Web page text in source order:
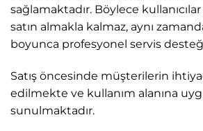
sağlamaktadır. Böylece
satın almakla kalmaz, aynı
boyunca profesyonel servis
Satış öncesinde müşterilerin
edilmekte ve kullanım alanına
sunulmaktadır.